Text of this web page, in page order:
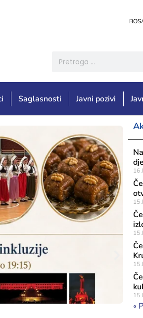
Saglasnosti Javni pozivi
16
15
15
15
15
«